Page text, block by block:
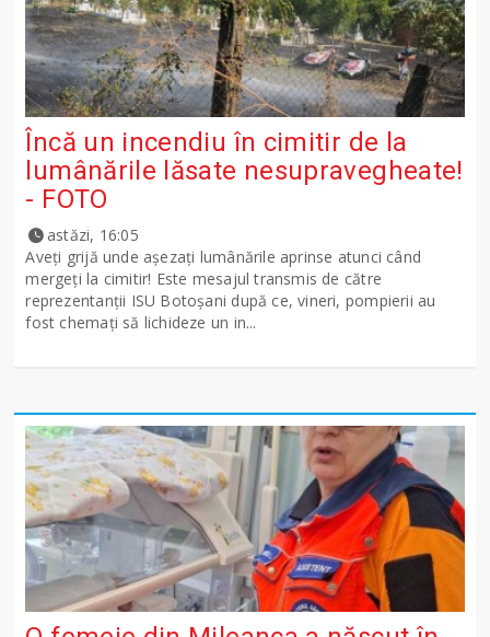
Încă un incendiu în cimitir de la
lumânările lăsate nesupravegheate!
- FOTO
astăzi, 16:05
Aveți grijă unde așezați lumânările aprinse atunci când
mergeți la cimitir! Este mesajul transmis de către
reprezentanții ISU Botoșani după ce, vineri, pompierii au
fost chemați să lichideze un in...